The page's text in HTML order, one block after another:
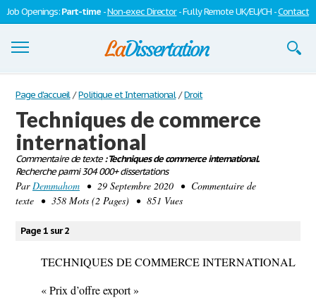
Job Openings:Part-time -Non-exec Director- Fully Remote UK/EU/CH -Contact
Dissertations
S'inscrire
Se connecter
Contactez-nous
Page d'accueil / Politique et International / Droit
Techniques de commerce
international
Commentaire de texte: Techniques de commerce international.
Recherche parmi 304 000+ dissertations
ParDemmahom • 29 Septembre 2020 • Commentaire de
texte • 358 Mots (2 Pages) • 851 Vues
Page 1 sur 2
TECHNIQUES DE COMMERCE INTERNATIONAL
« Prix d’offre export »